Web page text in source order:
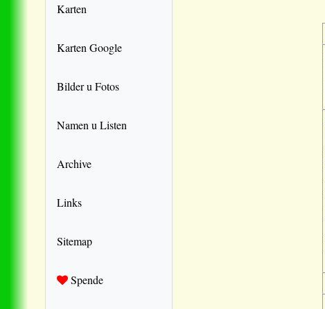
Karten
Karten Google
Bilder u Fotos
Namen u Listen
Archive
Links
Sitemap
Spende